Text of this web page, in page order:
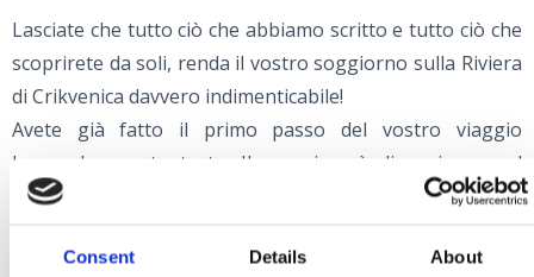
Consent Details About
Lasciate che tutto ciò che abbiamo scritto e tutto ciò che
scoprirete da soli, renda il vostro soggiorno sulla Riviera
di Crikvenica davvero indimenticabile!
Avete già fatto il primo passo del vostro viaggio
leggendo questo testo. Il prossimo è di navigare sul
nostro sito web e scoprire i luoghi da visitare, dove
ancora.